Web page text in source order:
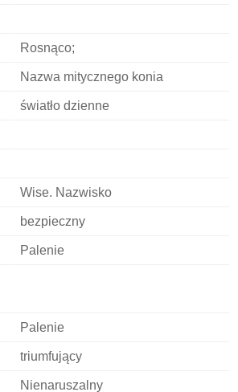
Rosnąco;
Nazwa mitycznego konia
światło dzienne
Wise. Nazwisko
bezpieczny
Palenie
Palenie
triumfujący
Nienaruszalny